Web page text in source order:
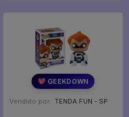
💖 GEEKDOWN
Vendido por: TENDA FUN - SP